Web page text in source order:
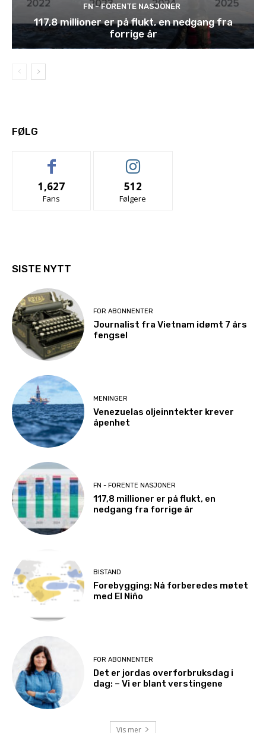
FN - FORENTE NASJONER
117,8 millioner er på flukt, en nedgang fra
forrige år
FØLG
1,627
Fans
512
Følgere
SISTE NYTT
FOR ABONNENTER
Journalist fra Vietnam idømt 7 års
fengsel
MENINGER
Venezuelas oljeinntekter krever
åpenhet
FN - FORENTE NASJONER
117,8 millioner er på flukt, en
nedgang fra forrige år
BISTAND
Forebygging: Nå forberedes møtet
med El Niño
FOR ABONNENTER
Det er jordas overforbruksdag i
dag: – Vi er blant verstingene
Vis mer